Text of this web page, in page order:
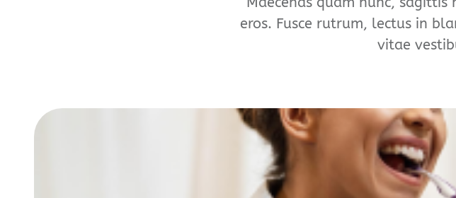
eros. Fusce rutrum, lectus in
vitae